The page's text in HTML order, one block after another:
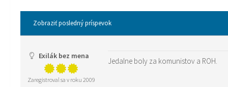
Zobraziť posledný príspevok
Exilák bez mena
Zaregistroval sa v roku 2009
Jedalne boly za komunistov a ROH.